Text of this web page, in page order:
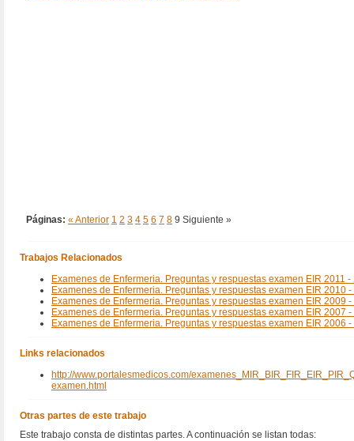
Páginas: « Anterior 1 2 3 4 5 6 7 8 9 Siguiente »
Trabajos Relacionados
Examenes de Enfermeria. Preguntas y respuestas examen EIR 2011 -
Examenes de Enfermeria. Preguntas y respuestas examen EIR 2010 -
Examenes de Enfermeria. Preguntas y respuestas examen EIR 2009
Examenes de Enfermeria. Preguntas y respuestas examen EIR 2007
Examenes de Enfermeria. Preguntas y respuestas examen EIR 2006
Links relacionados
http://www.portalesmedicos.com/
examen.html
Otras partes de este trabajo
Este trabajo consta de distintas partes. A continuación se listan todas: